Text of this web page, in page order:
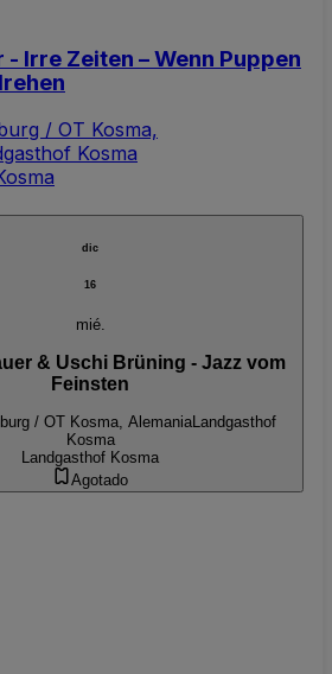
- Irre Zeiten – Wenn Puppen
/ OT Kosma,
Kosma
dic
16
mié.
& Uschi Brüning - Jazz vom
Feinsten
/ OT Kosma, AlemaniaLandgasthof
Kosma
Landgasthof Kosma
Agotado